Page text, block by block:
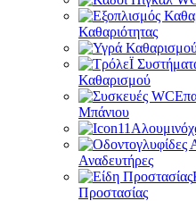
Καθαριότητας
Καθαρισμού
Μπάνιου
Αναδευτήρες
Προστασίας